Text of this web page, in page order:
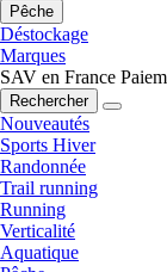
Pêche
Déstockage
Marques
SAV en France
Rechercher
Nouveautés
Sports Hiver
Randonnée
Trail running
Running
Verticalité
Aquatique